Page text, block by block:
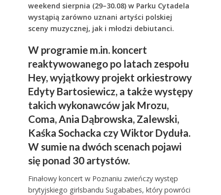
weekend sierpnia (29–30.08) w Parku Cytadela
wystąpią zarówno uznani artyści polskiej
sceny muzycznej, jak i młodzi debiutanci.
W programie m.in. koncert
reaktywowanego po latach zespołu
Hey, wyjątkowy projekt orkiestrowy
Edyty Bartosiewicz, a także występy
takich wykonawców jak Mrozu,
Coma, Ania Dąbrowska, Zalewski,
Kaśka Sochacka czy Wiktor Dyduła.
W sumie na dwóch scenach pojawi
się ponad 30 artystów.
Finałowy koncert w Poznaniu zwieńczy występ
brytyjskiego girlsbandu Sugababes, który powróci